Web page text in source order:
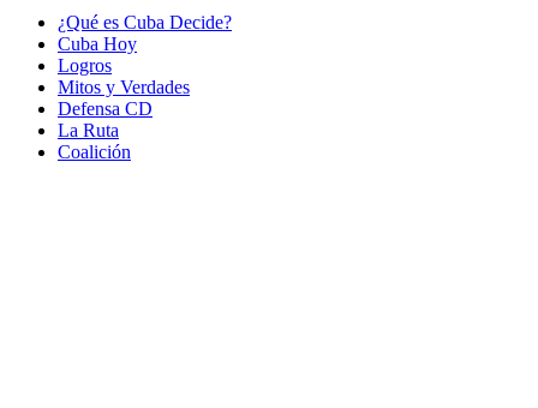
¿Qué es Cuba Decide?
Cuba Hoy
Logros
Mitos y Verdades
Defensa CD
La Ruta
Coalición